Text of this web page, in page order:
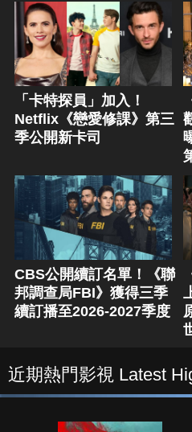
「卡特探員」加入！
Netflix《戀愛修課》第三
季公開新卡司
CBS公開續訂名單！《聯
邦調查局FBI》獲得三季
續訂播至2026-2027季度
近期熱門影視 Latest